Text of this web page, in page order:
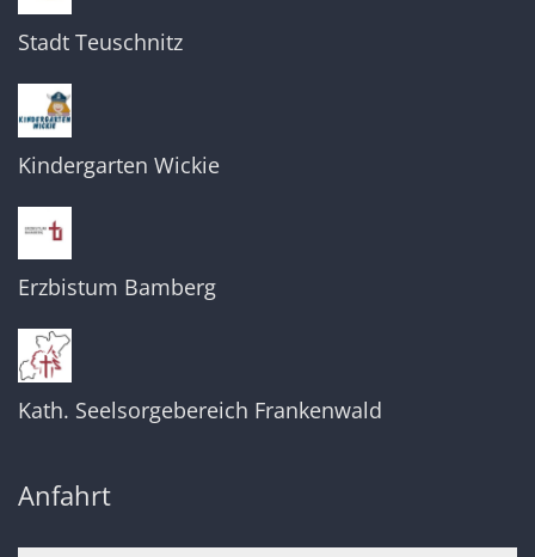
Stadt Teuschnitz
Kindergarten Wickie
Erzbistum Bamberg
Kath. Seelsorgebereich Frankenwald
Anfahrt